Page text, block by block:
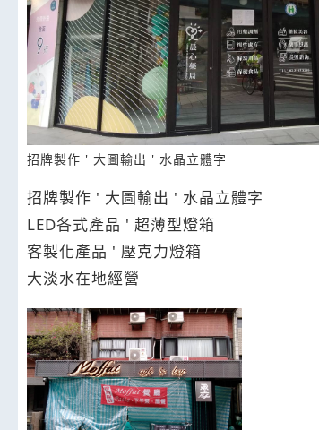
招牌製作 ' 大圖輸出 ' 水晶立體字
招牌製作 ' 大圖輸出 ' 水晶立體字
LED各式產品 ' 超薄型燈箱
客製化產品 ' 壓克力燈箱
大淡水在地經營